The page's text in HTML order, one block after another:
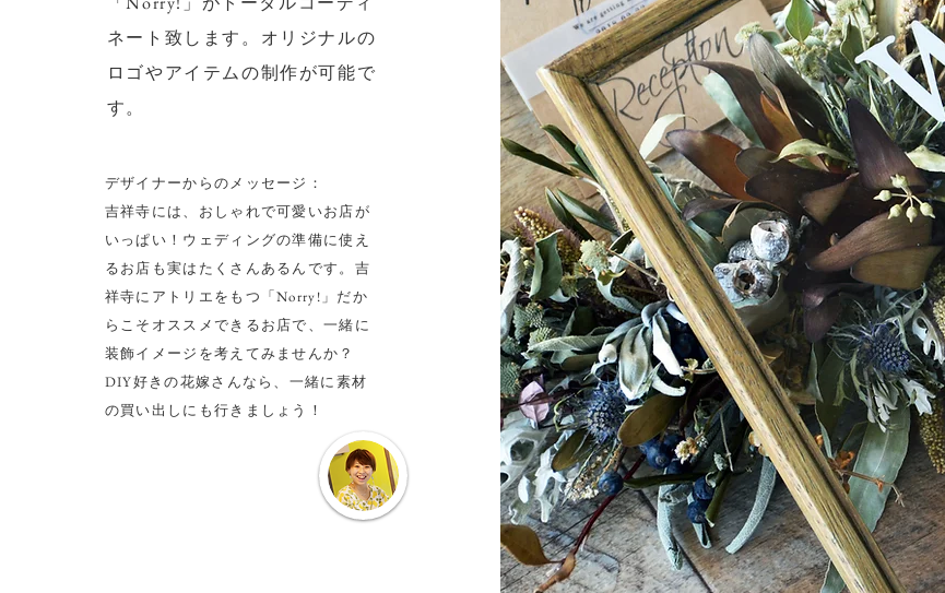
ネート致します。オリジナルの
ロゴやアイテムの制作が可能で
す。
デザイナーからのメッセージ：
吉祥寺には、おしゃれで可愛いお店が
いっぱい！ウェディングの準備に使え
るお店も実はたくさんあるんです。吉
祥寺にアトリエをもつ「Norry!」だか
らこそオススメできるお店で、一緒に
装飾イメージを考えてみませんか？
DIY好きの花嫁さんなら、一緒に素材
の買い出しにも行きましょう！